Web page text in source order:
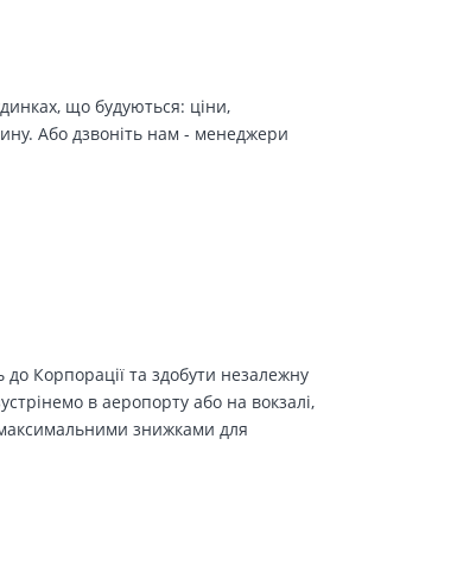
що будуються: ціни,
Або дзвоніть нам - менеджери
Корпорації та здобути незалежну
в аеропорту або на вокзалі,
максимальними знижками для